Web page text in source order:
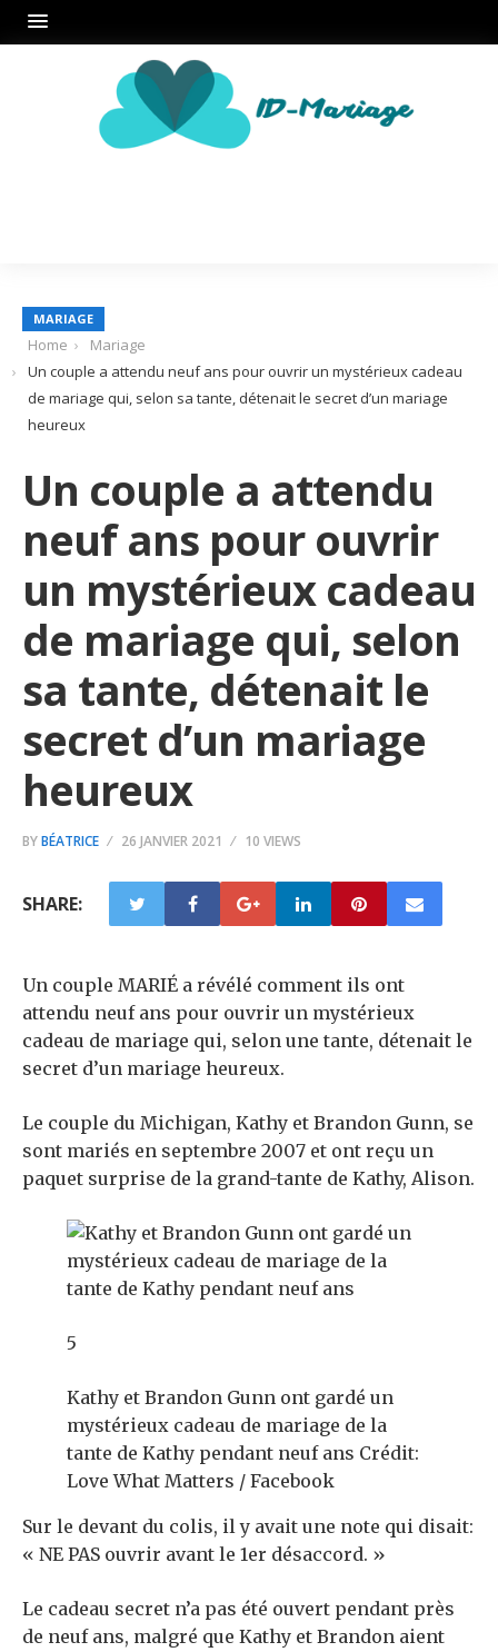
MARIAGE
Home
Mariage
Un couple a attendu neuf ans pour ouvrir un mystérieux cadeau
de mariage qui, selon sa tante, détenait le secret d’un mariage
heureux
Un couple a attendu
neuf ans pour ouvrir
un mystérieux cadeau
de mariage qui, selon
sa tante, détenait le
secret d’un mariage
heureux
BYBÉATRICE 26 JANVIER 2021 10 VIEWS
SHARE:
Un couple MARIÉ a révélé comment ils ont
attendu neuf ans pour ouvrir un mystérieux
cadeau de mariage qui, selon une tante, détenait le
secret d’un mariage heureux.
Le couple du Michigan, Kathy et Brandon Gunn, se
sont mariés en septembre 2007 et ont reçu un
paquet surprise de la grand-tante de Kathy, Alison.
5
Kathy et Brandon Gunn ont gardé un
mystérieux cadeau de mariage de la
tante de Kathy pendant neuf ans Crédit:
Love What Matters / Facebook
Sur le devant du colis, il y avait une note qui disait:
« NE PAS ouvrir avant le 1er désaccord. »
Le cadeau secret n’a pas été ouvert pendant près
de neuf ans, malgré que Kathy et Brandon aient